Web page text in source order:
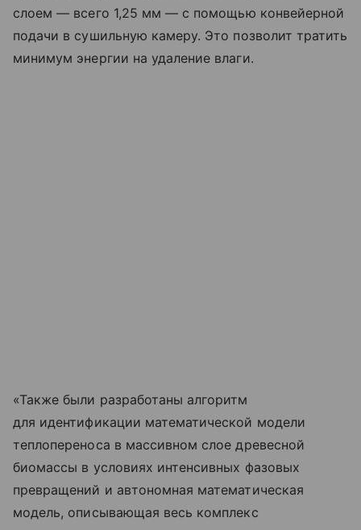
слоем — всего 1,25 мм — с помощью конвейерной
подачи в сушильную камеру. Это позволит тратить
минимум энергии на удаление влаги.
«Также были разработаны алгоритм
для идентификации математической модели
теплопереноса в массивном слое древесной
биомассы в условиях интенсивных фазовых
превращений и автономная математическая
модель, описывающая весь комплекс